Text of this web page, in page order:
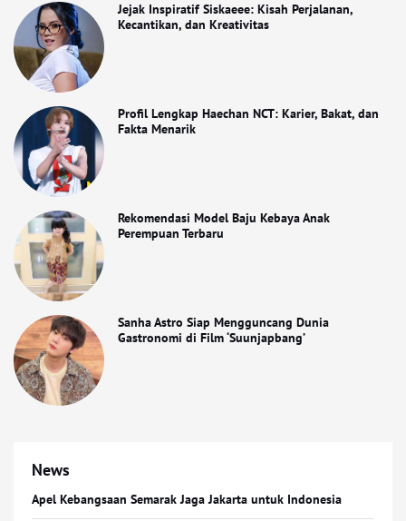
Jejak Inspiratif Siskaeee: Kisah Perjalanan,
Kecantikan, dan Kreativitas
Profil Lengkap Haechan NCT: Karier, Bakat, dan
Fakta Menarik
Rekomendasi Model Baju Kebaya Anak
Perempuan Terbaru
Sanha Astro Siap Mengguncang Dunia
Gastronomi di Film ‘Suunjapbang’
News
Apel Kebangsaan Semarak Jaga Jakarta untuk Indonesia